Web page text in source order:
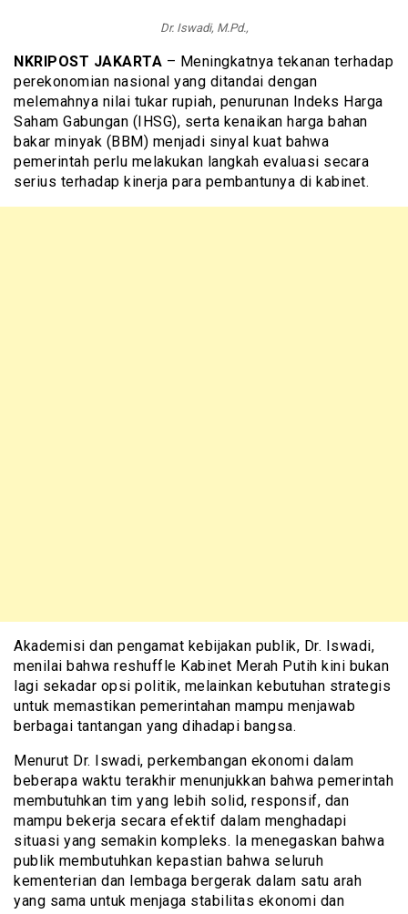
Dr. Iswadi, M.Pd.,
NKRIPOST JAKARTA – Meningkatnya tekanan terhadap
perekonomian nasional yang ditandai dengan
melemahnya nilai tukar rupiah, penurunan Indeks Harga
Saham Gabungan (IHSG), serta kenaikan harga bahan
bakar minyak (BBM) menjadi sinyal kuat bahwa
pemerintah perlu melakukan langkah evaluasi secara
serius terhadap kinerja para pembantunya di kabinet.
Akademisi dan pengamat kebijakan publik, Dr. Iswadi,
menilai bahwa reshuffle Kabinet Merah Putih kini bukan
lagi sekadar opsi politik, melainkan kebutuhan strategis
untuk memastikan pemerintahan mampu menjawab
berbagai tantangan yang dihadapi bangsa.
Menurut Dr. Iswadi, perkembangan ekonomi dalam
beberapa waktu terakhir menunjukkan bahwa pemerintah
membutuhkan tim yang lebih solid, responsif, dan
mampu bekerja secara efektif dalam menghadapi
situasi yang semakin kompleks. Ia menegaskan bahwa
publik membutuhkan kepastian bahwa seluruh
kementerian dan lembaga bergerak dalam satu arah
yang sama untuk menjaga stabilitas ekonomi dan